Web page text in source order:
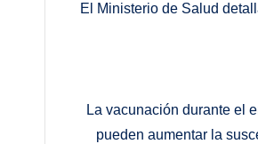
El Ministerio de Salud
La vacunación durante el
pueden aumentar la